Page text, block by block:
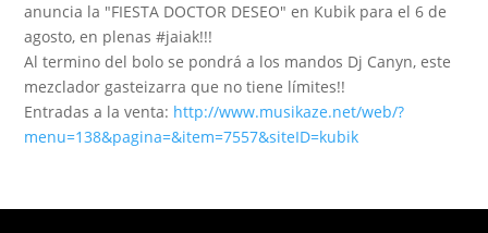
anuncia la "FIESTA DOCTOR DESEO" en Kubik para el 6 de
agosto, en plenas ‪#‎jaiak‬!!!
Al termino del bolo se pondrá a los mandos Dj Canyn, este
mezclador gasteizarra que no tiene límites!!
Entradas a la venta: http://www.musikaze.net/web/?
menu=138&pagina=&item=7557&siteID=kubik